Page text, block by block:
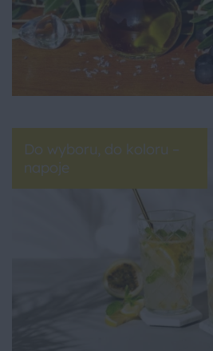
Do wyboru, do koloru –
napoje